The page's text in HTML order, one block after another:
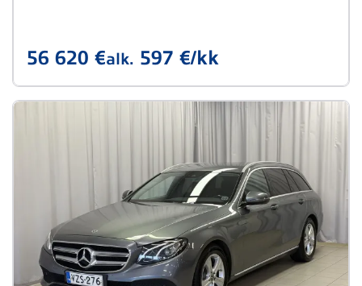
56 620 €alk. 597 €/kk